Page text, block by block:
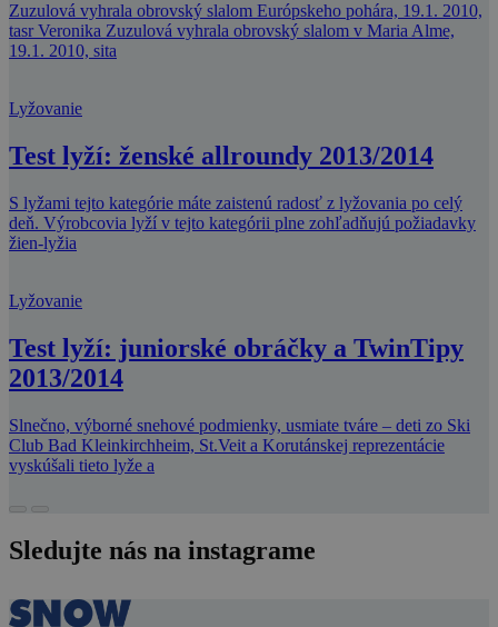
Zuzulová vyhrala obrovský slalom Európskeho pohára, 19.1. 2010,
tasr Veronika Zuzulová vyhrala obrovský slalom v Maria Alme,
19.1. 2010, sita
Lyžovanie
Test lyží: ženské allroundy 2013/2014
S lyžami tejto kategórie máte zaistenú radosť z lyžovania po celý
deň. Výrobcovia lyží v tejto kategórii plne zohľadňujú požiadavky
žien-lyžia
Lyžovanie
Test lyží: juniorské obráčky a TwinTipy
2013/2014
Slnečno, výborné snehové podmienky, usmiate tváre – deti zo Ski
Club Bad Kleinkirchheim, St.Veit a Korutánskej reprezentácie
vyskúšali tieto lyže a
Sledujte nás na instagrame